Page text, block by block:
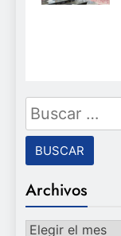
Buscar:
Archivos
Archivos